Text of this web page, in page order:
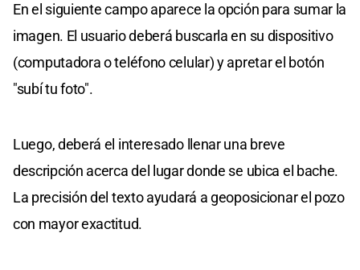
En el siguiente campo aparece la opción para sumar la
imagen. El usuario deberá buscarla en su dispositivo
(computadora o teléfono celular) y apretar el botón
"subí tu foto".
Luego, deberá el interesado llenar una breve
descripción acerca del lugar donde se ubica el bache.
La precisión del texto ayudará a geoposicionar el pozo
con mayor exactitud.